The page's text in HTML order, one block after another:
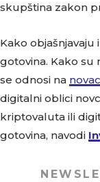
skupština zakon
Kako objašnjavaju
gotovina. Kako su
se odnosi na
digitalni oblici
kriptovaluta ili
gotovina, navodi